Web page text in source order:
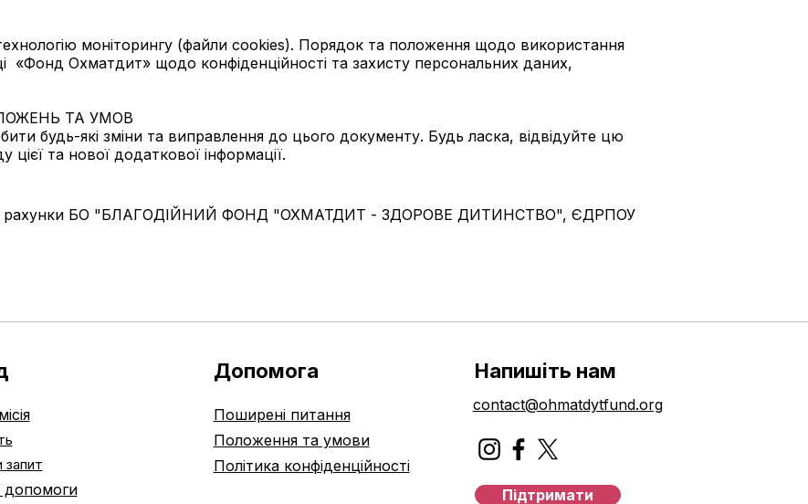
моніторингу (файли cookies). Порядок та положення щодо використання
«Фонд Охматдит» щодо конфіденційності та захисту персональних даних,
ТА УМОВ
будь-які зміни та виправлення до цього документу. Будь ласка, відвідуйте цю
цієї та нової додаткової інформації.
на рахунки БО "БЛАГОДІЙНИЙ ФОНД "ОХМАТДИТ - ЗДОРОВЕ ДИТИНСТВО", ЄДРПОУ
допомоги
Допомога
Поширені питання
Положення та умови
Політика конфіденційності
Напишіть нам
contact@ohmatdytfund.org
Підтримати